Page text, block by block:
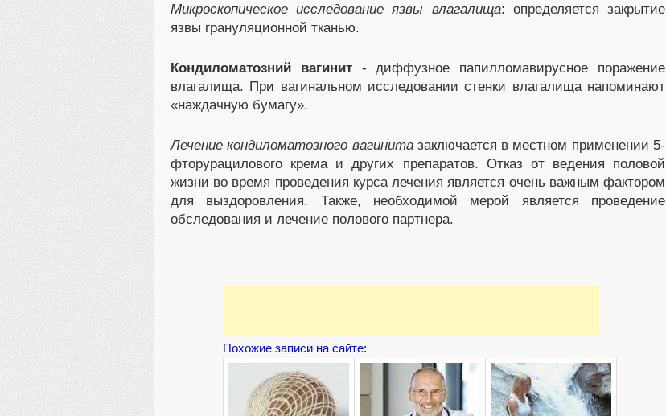
Микроскопическое исследование язвы влагалища: определяется закрытие
язвы грануляционной тканью.
Кондиломатозний вагинит- диффузное папилломавирусное поражение
влагалища. При вагинальном исследовании стенки влагалища напоминают
«наждачную бумагу».
Лечение кондиломатозного вагинитазаключается в местном применении 5-
фторурацилового крема и других препаратов. Отказ от ведения половой
жизни во время проведения курса лечения является очень важным фактором
для выздоровления. Также, необходимой мерой является проведение
обследования и лечение полового партнера.
Похожие записи на сайте: